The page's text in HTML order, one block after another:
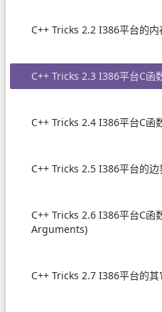
C++ Tricks 2.2 I386平台的内
C++ Tricks 2.3 I386平台C函
C++ Tricks 2.4 I386平台C函
C++ Tricks 2.5 I386平台的
C++ Tricks 2.6 I386平台C函
Arguments)
C++ Tricks 2.7 I386平台的